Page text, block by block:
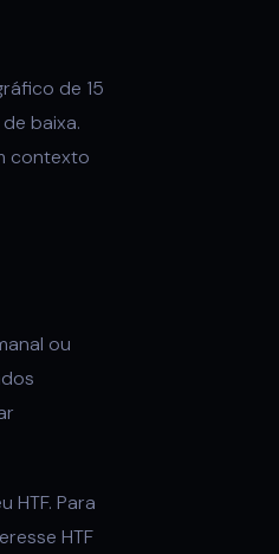
de 15
baixa.
contexto
ou
HTF. Para
HTF